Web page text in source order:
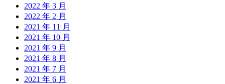
2022 年 3 月
2022 年 2 月
2021 年 11 月
2021 年 10 月
2021 年 9 月
2021 年 8 月
2021 年 7 月
2021 年 6 月